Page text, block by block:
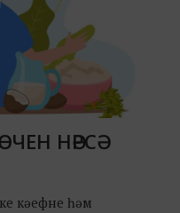
НӘРСӘ
кәефне һәм